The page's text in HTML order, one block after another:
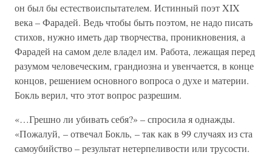
он был бы естествоиспытателем. Истинный поэт XIX
века – Фарадей. Ведь чтобы быть поэтом, не надо писать
стихов, нужно иметь дар творчества, проникновения, а
Фарадей на самом деле владел им. Работа, лежащая перед
разумом человеческим, грандиозна и увенчается, в конце
концов, решением основного вопроса о духе и материи.
Бокль верил, что этот вопрос разрешим.
«…Грешно ли убивать себя?» – спросила я однажды.
«Пожалуй, – отвечал Бокль, – так как в 99 случаях из ста
самоубийство – результат нетерпеливости или трусости.